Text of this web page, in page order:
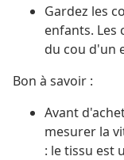
Gardez les
enfants.
du cou d'un
Bon à savoir :
Avant
mesurer la
: le tissu est